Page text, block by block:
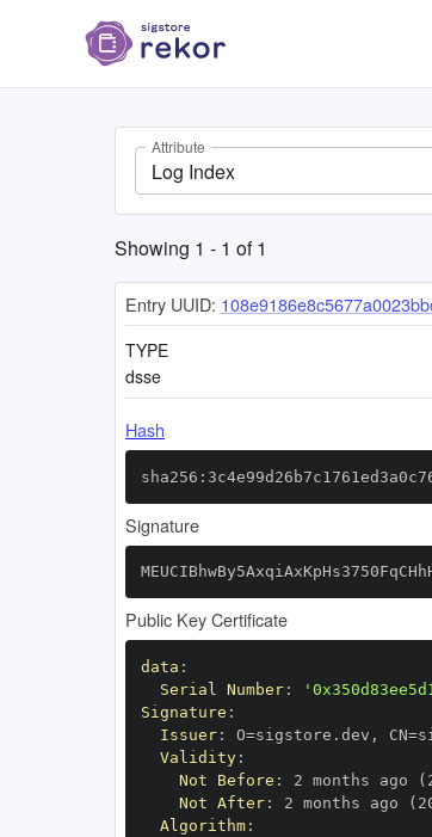
Attribute
Log Index
Showing 1 - 1 of1
Entry UUID:
TYPE
dsse
Hash
Signature
Public Key Certificate
data :
Serial Number:
Signature :
Issuer: O=sigstore.dev ,
Validity:
Not Before : 2 months ago
Not After: 2 months ago
Algorithm: